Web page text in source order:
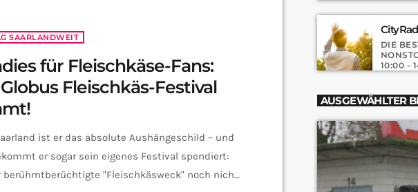
SAARLANDWEIT
für Fleischkäse-Fans:
Fleischkäs-Festival
ist er das absolute Aushängeschild – und
er sogar sein eigenes Festival spendiert:
berühmtberüchtigte "Fleischkäsweck" noch nicht
DIE
10:00 -
AUSGEWÄHLTER